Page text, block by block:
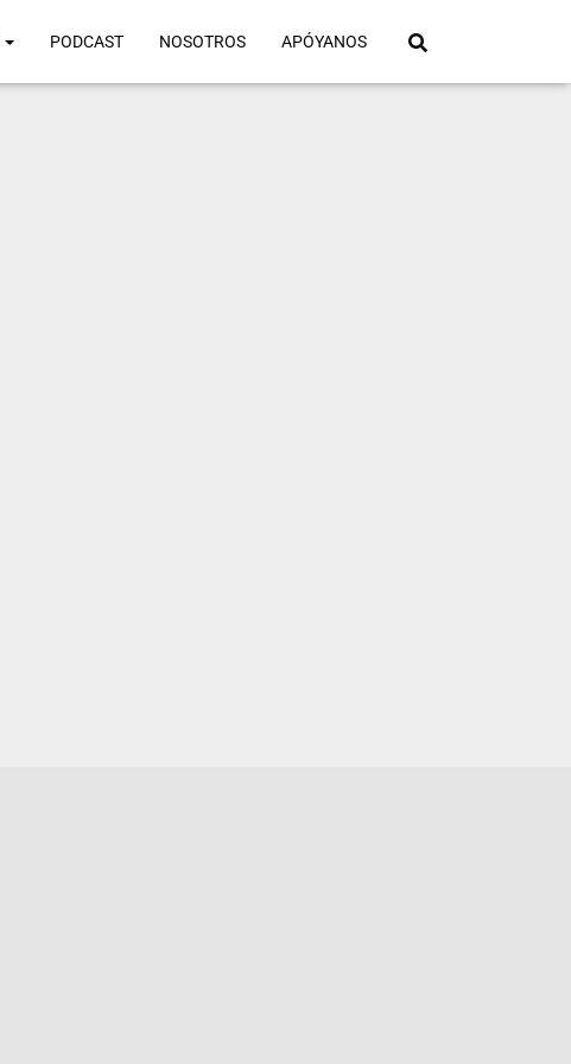
PODCAST NOSOTROS APÓYANOS